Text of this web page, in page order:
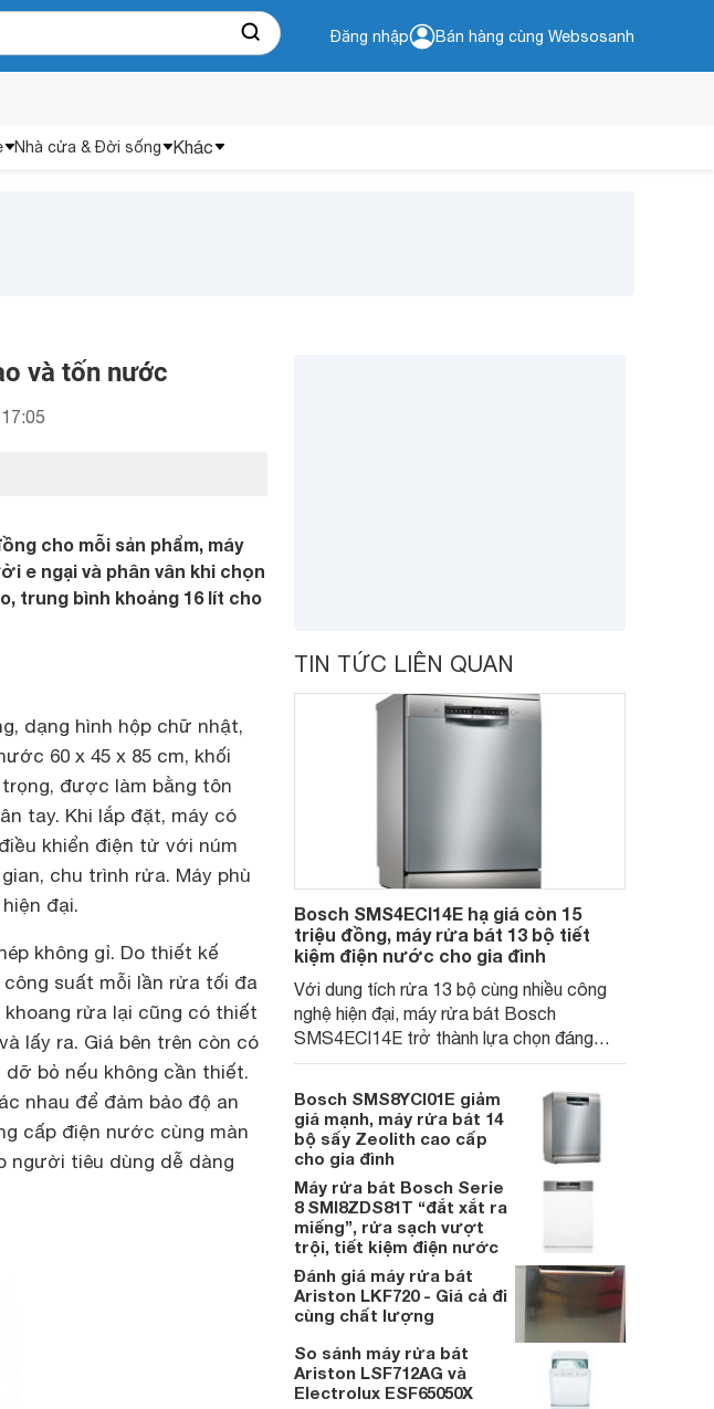
Đăng nhập Bán hàng cùng Websosanh
Nhà cửa & Đời sống Khác
và tốn nước
cho mỗi sản phẩm, máy
e ngại và phân vân khi chọn
trung bình khoảng 16 lít cho
dạng hình hộp chữ nhật,
60 x 45 x 85 cm, khối
được làm bằng tôn
tay. Khi lắp đặt, máy có
khiển điện tử với núm
chu trình rửa. Máy phù
hiện đại.
không gỉ. Do thiết kế
suất mỗi lần rửa tối đa
khoang rửa lại cũng có thiết
lấy ra. Giá bên trên còn có
bỏ nếu không cần thiết.
nhau để đảm bảo độ an
cấp điện nước cùng màn
người tiêu dùng dễ dàng
TIN TỨC LIÊN QUAN
Bosch SMS4ECI14E hạ giá còn 15
triệu đồng, máy rửa bát 13 bộ tiết
kiệm điện nước cho gia đình
Với dung tích rửa 13 bộ cùng nhiều công
nghệ hiện đại, máy rửa bát Bosch
SMS4ECI14E trở thành lựa chọn đáng
cân nhắc cho các gia đình Việt, nhất là
chỉnh giảm sâu.
Bosch SMS8YCI01E giảm
giá mạnh, máy rửa bát 14
bộ sấy Zeolith cao cấp
cho gia đình
Máy rửa bát Bosch Serie
8 SMI8ZDS81T “đắt xắt ra
miếng”, rửa sạch vượt
trội, tiết kiệm điện nước
Đánh giá máy rửa bát
Ariston LKF720 - Giá cả đi
cùng chất lượng
So sánh máy rửa bát
Ariston LSF712AG và
Electrolux ESF65050X